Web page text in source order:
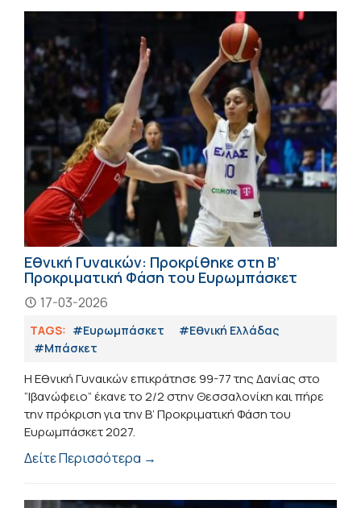
Εθνική Γυναικών: Προκρίθηκε στη Β’
Προκριματική Φάση του Ευρωμπάσκετ
17-03-2026
TAGS: #Ευρωμπάσκετ
#Εθνική Ελλάδας
#Μπάσκετ
Η Εθνική Γυναικών επικράτησε 99-77 της Δανίας στο
“Ιβανώφειο” έκανε το 2/2 στην Θεσσαλονίκη και πήρε
την πρόκριση για την Β’ Προκριματική Φάση του
Ευρωμπάσκετ 2027.
Δείτε Περισσότερα →